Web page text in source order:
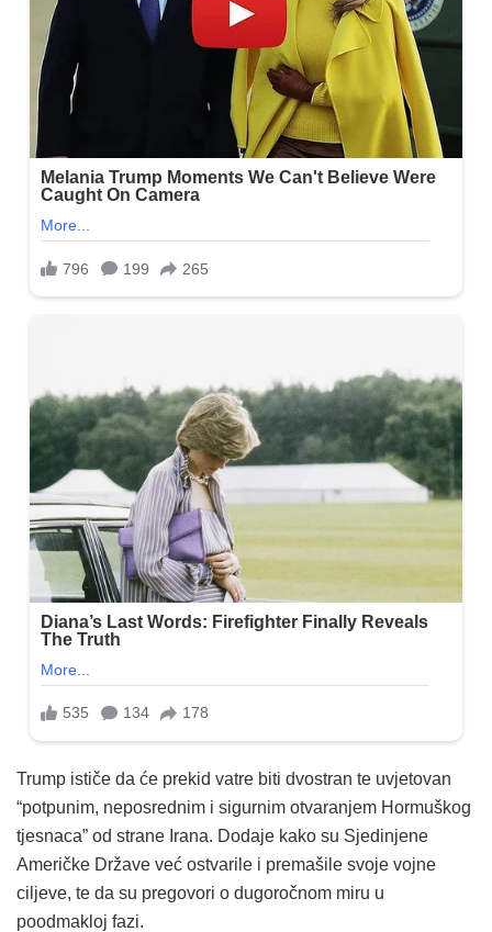
Trump ističe da će prekid vatre biti dvostran te uvjetovan
“potpunim, neposrednim i sigurnim otvaranjem Hormuškog
tjesnaca” od strane Irana. Dodaje kako su Sjedinjene
Američke Države već ostvarile i premašile svoje vojne
ciljeve, te da su pregovori o dugoročnom miru u
poodmakloj fazi.